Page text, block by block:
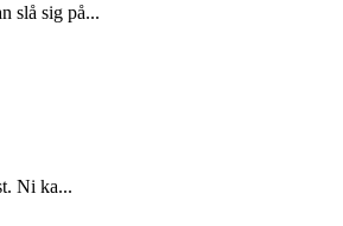
slå sig på...
Ni ka...